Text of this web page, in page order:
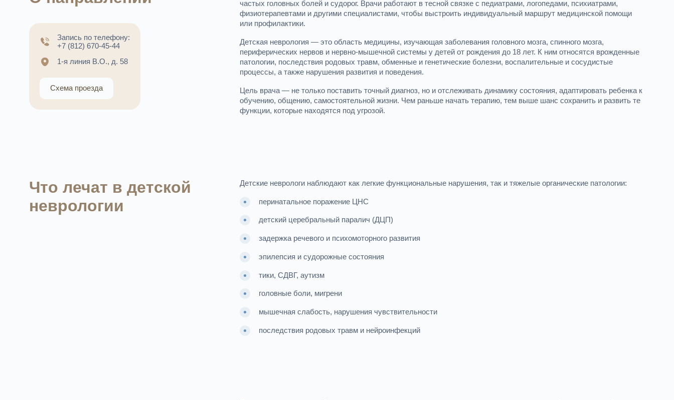
Запись по телефону:
+7 (812) 670-45-44
1-я линия В.О., д. 58
Схема проезда
частых головных болей и судорог. Врачи работают в тесной связке с педиатрами, логопедами, психиатрами,
физиотерапевтами и другими специалистами, чтобы выстроить индивидуальный маршрут медицинской помощи
или профилактики.
Детская неврология — это область медицины, изучающая заболевания головного мозга, спинного мозга,
периферических нервов и нервно-мышечной системы у детей от рождения до 18 лет. К ним относятся врожденные
патологии, последствия родовых травм, обменные и генетические болезни, воспалительные и сосудистые
процессы, а также нарушения развития и поведения.
Цель врача — не только поставить точный диагноз, но и отслеживать динамику состояния, адаптировать ребенка к
обучению, общению, самостоятельной жизни. Чем раньше начать терапию, тем выше шанс сохранить и развить те
функции, которые находятся под угрозой.
Что лечат в детской
неврологии
Детские неврологи наблюдают как легкие функциональные нарушения, так и тяжелые органические патологии:
перинатальное поражение ЦНС
детский церебральный паралич (ДЦП)
задержка речевого и психомоторного развития
эпилепсия и судорожные состояния
тики, СДВГ, аутизм
головные боли, мигрени
мышечная слабость, нарушения чувствительности
последствия родовых травм и нейроинфекций